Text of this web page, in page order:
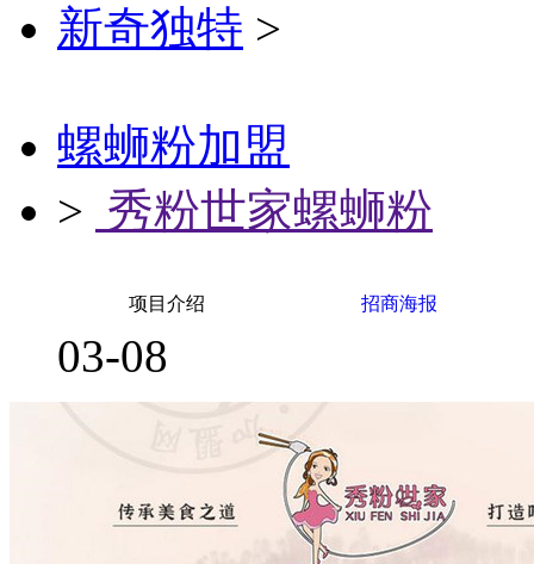
新奇独特 >
螺蛳粉加盟
> 秀粉世家螺蛳粉
项目介绍 招商海报
03-08